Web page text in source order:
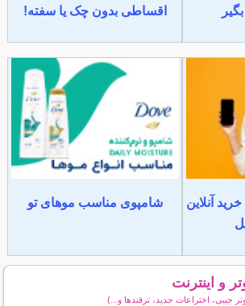
اقساطی بدون چک یا سفته!
آنلاین
شامپوی مناسب موهای تو
و اینترنت
جیبی، اختراعات جدید، ترفندها و...)